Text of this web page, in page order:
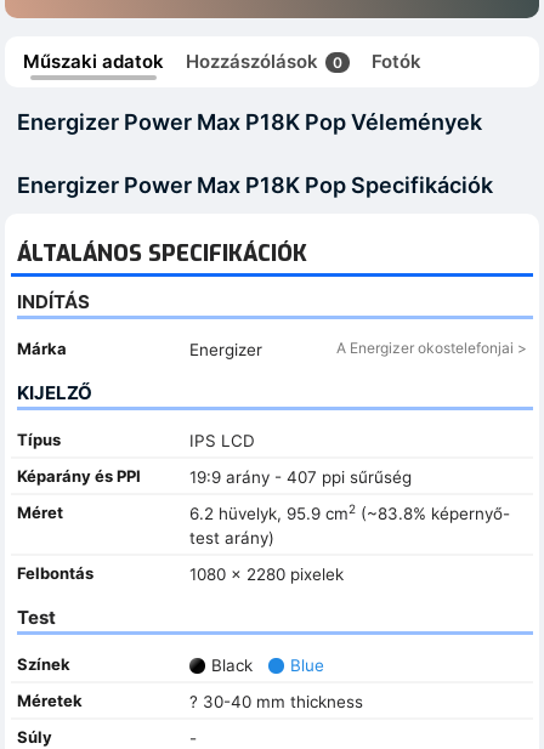
Műszaki adatok Hozzászólások 0 Fotók
Energizer Power Max P18K Pop Vélemények
Energizer Power Max P18K Pop Specifikációk
ÁLTALÁNOS SPECIFIKÁCIÓK
INDÍTÁS
Márka Energizer A Energizer okostelefonjai >
KIJELZŐ
Típus
IPS LCD
Képarány és PPI
19:9 arány - 407 ppi sűrűség
Méret
6.2 hüvelyk, 95.9 cm2(~83.8% képernyő-
test arány)
Felbontás
1080 x 2280 pixelek
Test
Színek Black
Blue
Méretek
? 30-40 mm thickness
Súly
-